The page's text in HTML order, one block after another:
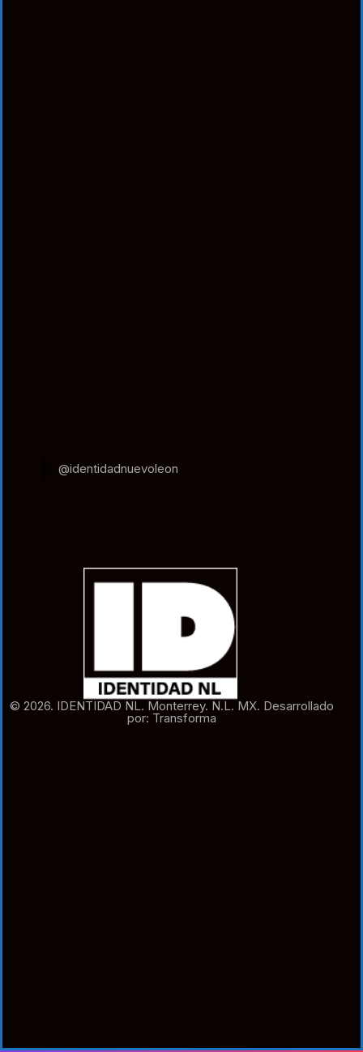
@identidadnuevoleon
© 2026. IDENTIDAD NL. Monterrey. N.L. MX. Desarrollado
por: Transforma